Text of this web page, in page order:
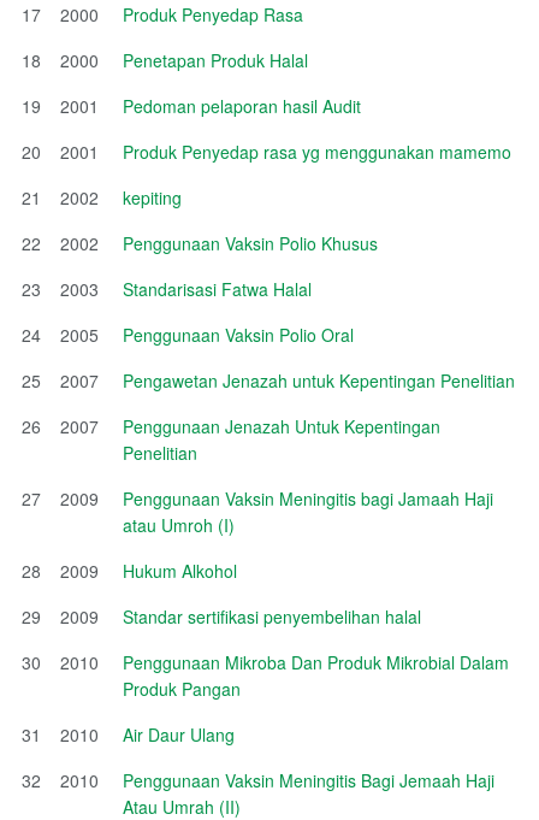
17
2000
Produk Penyedap Rasa
18
2000
Penetapan Produk Halal
19
2001
Pedoman pelaporan hasil Audit
20
2001
Produk Penyedap rasa yg menggunakan mamemo
21
2002
kepiting
22
2002
Penggunaan Vaksin Polio Khusus
23
2003
Standarisasi Fatwa Halal
24
2005
Penggunaan Vaksin Polio Oral
25
2007
Pengawetan Jenazah untuk Kepentingan Penelitian
26
2007
Penggunaan Jenazah Untuk Kepentingan
Penelitian
27
2009
Penggunaan Vaksin Meningitis bagi Jamaah Haji
atau Umroh (I)
28
2009
Hukum Alkohol
29
2009
Standar sertifikasi penyembelihan halal
30
2010
Penggunaan Mikroba Dan Produk Mikrobial Dalam
Produk Pangan
31
2010
Air Daur Ulang
32
2010
Penggunaan Vaksin Meningitis Bagi Jemaah Haji
Atau Umrah (II)